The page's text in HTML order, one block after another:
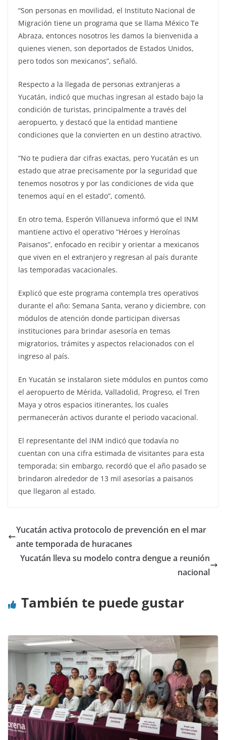
“Son personas en movilidad, el Instituto Nacional de
Migración tiene un programa que se llama México Te
Abraza, entonces nosotros les damos la bienvenida a
quienes vienen, son deportados de Estados Unidos,
pero todos son mexicanos”, señaló.
Respecto a la llegada de personas extranjeras a
Yucatán, indicó que muchas ingresan al estado bajo la
condición de turistas, principalmente a través del
aeropuerto, y destacó que la entidad mantiene
condiciones que la convierten en un destino atractivo.
“No te pudiera dar cifras exactas, pero Yucatán es un
estado que atrae precisamente por la seguridad que
tenemos nosotros y por las condiciones de vida que
tenemos aquí en el estado”, comentó.
En otro tema, Esperón Villanueva informó que el INM
mantiene activo el operativo “Héroes y Heroínas
Paisanos”, enfocado en recibir y orientar a mexicanos
que viven en el extranjero y regresan al país durante
las temporadas vacacionales.
Explicó que este programa contempla tres operativos
durante el año: Semana Santa, verano y diciembre, con
módulos de atención donde participan diversas
instituciones para brindar asesoría en temas
migratorios, trámites y aspectos relacionados con el
ingreso al país.
En Yucatán se instalaron siete módulos en puntos como
el aeropuerto de Mérida, Valladolid, Progreso, el Tren
Maya y otros espacios itinerantes, los cuales
permanecerán activos durante el periodo vacacional.
El representante del INM indicó que todavía no
cuentan con una cifra estimada de visitantes para esta
temporada; sin embargo, recordó que el año pasado se
brindaron alrededor de 13 mil asesorías a paisanos
que llegaron al estado.
Yucatán activa protocolo de prevención en el mar
ante temporada de huracanes
Yucatán lleva su modelo contra dengue a reunión
nacional
También te puede gustar